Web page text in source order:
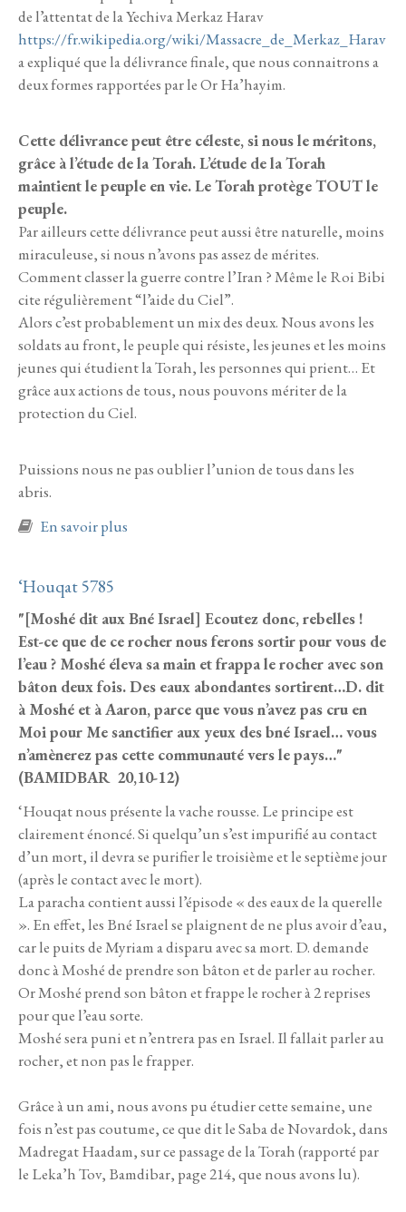
de l’attentat de la Yechiva Merkaz Harav
https://fr.wikipedia.org/wiki/Massacre_de_Merkaz_Harav
a expliqué que la délivrance finale, que nous connaitrons a
deux formes rapportées par le Or Ha’hayim.
Cette délivrance peut être céleste, si nous le méritons,
grâce à l’étude de la Torah. L’étude de la Torah
maintient le peuple en vie. Le Torah protège TOUT le
peuple.
Par ailleurs cette délivrance peut aussi être naturelle, moins
miraculeuse, si nous n’avons pas assez de mérites.
Comment classer la guerre contre l’Iran ? Même le Roi Bibi
cite régulièrement “l’aide du Ciel”.
Alors c’est probablement un mix des deux. Nous avons les
soldats au front, le peuple qui résiste, les jeunes et les moins
jeunes qui étudient la Torah, les personnes qui prient… Et
grâce aux actions de tous, nous pouvons mériter de la
protection du Ciel.
Puissions nous ne pas oublier l’union de tous dans les
abris.
En savoir plus
‘Houqat 5785
"[Moshé dit aux Bné Israel] Ecoutez donc, rebelles !
Est-ce que de ce rocher nous ferons sortir pour vous de
l’eau ? Moshé éleva sa main et frappa le rocher avec son
bâton deux fois. Des eaux abondantes sortirent…D. dit
à Moshé et à Aaron, parce que vous n’avez pas cru en
Moi pour Me sanctifier aux yeux des bné Israel… vous
n’amènerez pas cette communauté vers le pays…"
(BAMIDBAR 20,10-12)
‘Houqat nous présente la vache rousse. Le principe est
clairement énoncé. Si quelqu’un s’est impurifié au contact
d’un mort, il devra se purifier le troisième et le septième jour
(après le contact avec le mort).
La paracha contient aussi l’épisode « des eaux de la querelle
». En effet, les Bné Israel se plaignent de ne plus avoir d’eau,
car le puits de Myriam a disparu avec sa mort. D. demande
donc à Moshé de prendre son bâton et de parler au rocher.
Or Moshé prend son bâton et frappe le rocher à 2 reprises
pour que l’eau sorte.
Moshé sera puni et n’entrera pas en Israel. Il fallait parler au
rocher, et non pas le frapper.
Grâce à un ami, nous avons pu étudier cette semaine, une
fois n’est pas coutume, ce que dit le Saba de Novardok, dans
Madregat Haadam, sur ce passage de la Torah (rapporté par
le Leka’h Tov, Bamdibar, page 214, que nous avons lu).